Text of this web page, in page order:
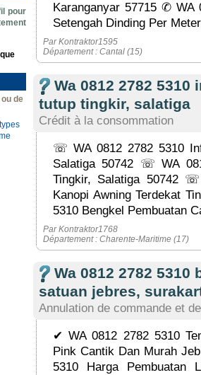
pour
de
Karanganyar 57715 ✆ WA
Setengah Dinding Per
Par Kontraktor1595
Département : Cantal (15)
Wa 0812 2782
tutup tingkir, salatiga
Crédit à la consommation
☏ WA 0812 2782 5310
Salatiga 50742 ☏ WA
Tingkir, Salatiga 50742
Kanopi Awning Terdekat
5310 Bengkel Pembuatan
Par Kontraktor1768
Département : Charente-Maritime (17)
Wa 0812 2782
satuan jebres,
Annulation de commande et
✔ WA 0812 2782 5310
Pink Cantik Dan Murah
5310 Harga Pembuatan